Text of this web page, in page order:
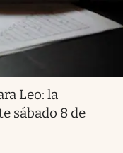
Leo: la
sábado 8 de